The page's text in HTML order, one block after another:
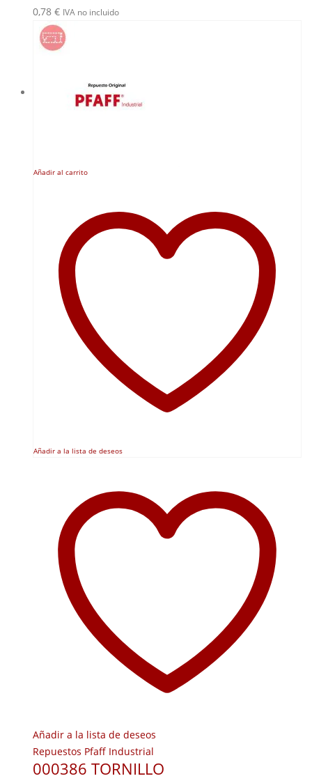
0,78 € IVA no incluido
Añadir al carrito
Añadir a la lista de deseos
Añadir a la lista de deseos
Repuestos Pfaff Industrial
000386 TORNILLO